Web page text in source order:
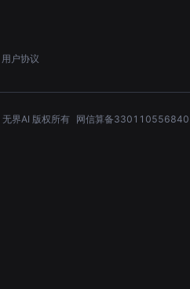
用户协议
无界AI 版权所有 网信算备